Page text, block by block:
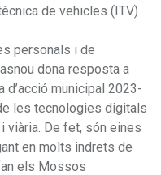
de vehicles (ITV).
personals i de
dona resposta a
municipal 2023-
les tecnologies digitals
viària. De fet, són eines
en molts indrets de
els Mossos